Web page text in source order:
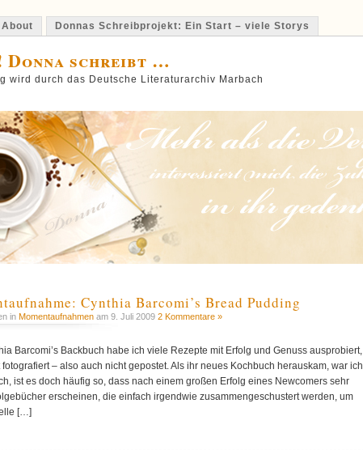
About Donnas Schreibprojekt: Ein Start – viele Storys
Donna schreibt …
wird durch das Deutsche Literaturarchiv Marbach
Cynthia Barcomi’s Bread Pudding
in Momentaufnahmen am 9. Juli 2009 2 Kommentare »
Barcomi’s Backbuch habe ich viele Rezepte mit Erfolg und Genuss ausprobiert,
– also auch nicht gepostet. Als ihr neues Kochbuch herauskam, war ich
ist es doch häufig so, dass nach einem großen Erfolg eines Newcomers sehr
erscheinen, die einfach irgendwie zusammengeschustert werden, um
[…]